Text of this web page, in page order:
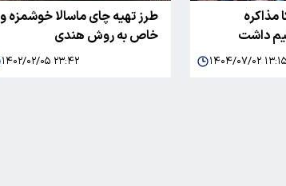
مذاکره
داشت
۱۴۰۴/۰۷/۰۲ ۱۳:۱۵
طرز تهیه چای ماسالا خوشمزه و
خاص به روش هندی
۱۴۰۲/۰۲/۰۵ ۲۳:۴۲